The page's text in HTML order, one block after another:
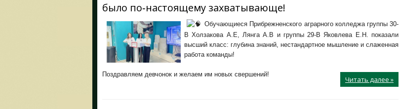
было по‑настоящему захватывающе!
Обучающиеся Прибрежненского аграрного колледжа группы 30-
В Холзакова А.Е, Лянга А.В и группы 29-В Яковлева Е.Н. показали
высший класс: глубина знаний, нестандартное мышление и слаженная
работа команды!
Поздравляем девчонок и желаем им новых свершений!
Читать далее »